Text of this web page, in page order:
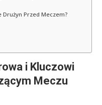
Drużyn Przed Meczem?
i Kluczowi
Meczu